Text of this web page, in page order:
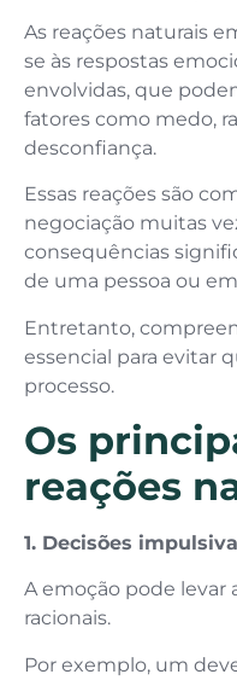
As reações naturais
se às respostas
envolvidas, que
fatores como medo,
desconfiança.
Essas reações são
negociação muitas
consequências
de uma pessoa ou
Entretanto,
essencial para evitar
processo.
Os
reações
1. Decisões
A emoção pode levar
racionais.
Por exemplo, um